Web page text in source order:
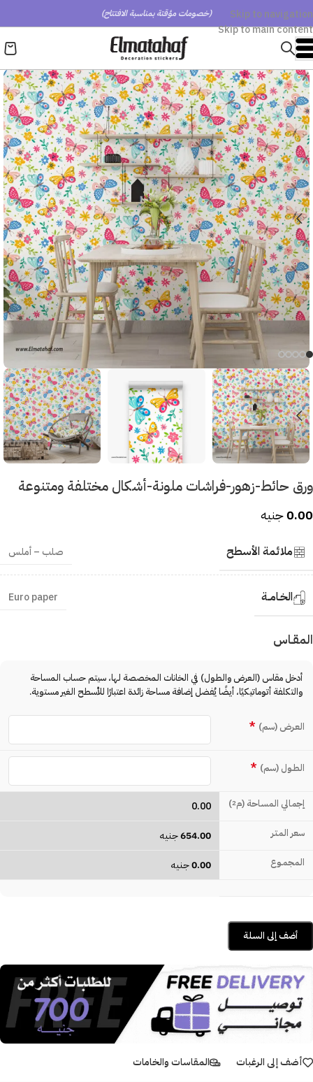
Skip to navigation
Skip to main content
(خصومات مؤقتة بمناسبة الافتتاح)
ورق حائط-زهور-فراشات ملونة-أشكال مختلفة ومتنوعة
0.00جنيه
ملائمة الأسطح صلب – أملس
الخـامــة Euro paper
المقـاس
أدخل مقاس (العرض والطول) في الخانات المخصصة لها، سيتم حساب المساحة
والتكلفة أتوماتيكيًا، أيضًا يُفضل إضافة مساحة زائدة اعتبارًا للأسطح الغير مستوية.
العـرض (سم) *
الطـول (سم) *
إجمالي المساحة (م2
)
0.00
سعر المتـر 654.00جنيه
المجمـوع 0.00جنيه
أضف إلى السلة
أضف إلى الرغبات المقاسات والخامات